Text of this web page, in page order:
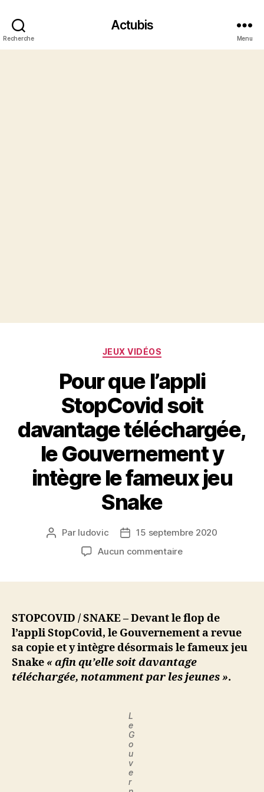
Recherche
Actubis
Menu
Catégories
JEUX VIDÉOS
Pour que l’appli
StopCovid soit
davantage téléchargée,
le Gouvernement y
intègre le fameux jeu
Snake
Auteur
Par ludovic
Date15 septembre 2020
Aucun commentairesur
soit
davantage
téléchargée,
le
Gouvernement
y
STOPCOVID / SNAKE – Devant le flop de
l’appli StopCovid, le Gouvernement a revue
sa copie et y intègre désormais le fameux jeu
Snake « afin qu’elle soit davantage
téléchargée, notamment par les jeunes ».
L
e
G
o
u
v
e
r